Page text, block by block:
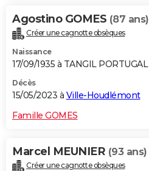
Agostino GOMES (87 ans)
Créer une cagnotte obsèques
Naissance
17/09/1935 à TANGIL PORTUGAL
Décès
15/05/2023 à Ville-Houdlémont
Famille GOMES
Marcel MEUNIER (93 ans)
Créer une cagnotte obsèques